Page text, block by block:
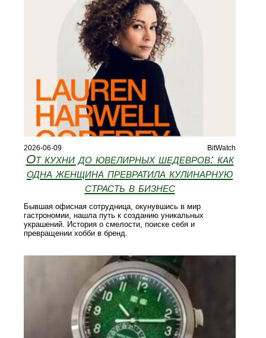
2026-06-09 BitWatch
От кухни до ювелирных шедевров: как
одна женщина превратила кулинарную
страсть в бизнес
Бывшая офисная сотрудница, окунувшись в мир
гастрономии, нашла путь к созданию уникальных
украшений. История о смелости, поиске себя и
превращении хобби в бренд.